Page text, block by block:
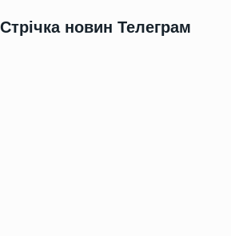
Стрічка новин Телеграм